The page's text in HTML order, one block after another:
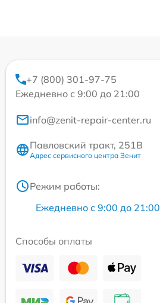
+7 (800) 301-97-75
Ежедневно с 9:00 до 21:00
info@zenit-repair-center.ru
Павловский тракт, 251В
Адрес сервисного центра Зенит
Режим работы:
Ежедневно с 9:00 до 21:00
Способы оплаты